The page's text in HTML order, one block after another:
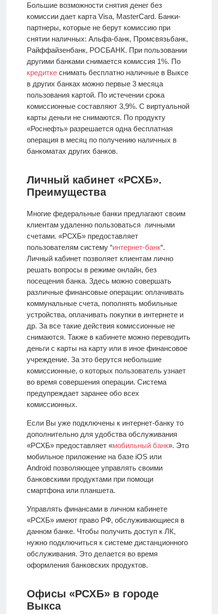
Большие возможности снятия денег без
комиссии дает карта Visa, MasterCard. Банки-
партнеры, которые не берут комиссию при
снятии наличных: Альфа-банк, Промсвязьбанк,
Райффайзенбанк, РОСБАНК. При пользовании
другими банками снимается комиссия 1%. По
кредиткеснимать бесплатно наличные в Выксе
в других банках можно первые 3 месяца
пользования картой. По истечении срока
комиссионные составляют 3,9%. С виртуальной
карты деньги не снимаются. По продукту
«Роснефть» разрешается одна бесплатная
операция в месяц по получению наличных в
банкоматах других банков.
Личный кабинет «РСХБ».
Преимущества
Многие федеральные банки предлагают своим
клиентам удаленно пользоваться личными
счетами. «РСХБ» предоставляет
пользователям систему “интернет-банк“.
Личный кабинет позволяет клиентам лично
решать вопросы в режиме онлайн, без
посещения банка. Здесь можно совершать
различные финансовые операции: оплачивать
коммунальные счета, пополнять мобильные
устройства, оплачивать покупки в интернете и
др. За все такие действия комиссионные не
снимаются. Также в кабинете можно переводить
деньги с карты на карту или в иное финансовое
учреждение. За это берутся небольшие
комиссионные, о которых пользователь узнает
во время совершения операции. Система
предупреждает заранее обо всех
комиссионных.
Если Вы уже подключены к интернет-банку то
дополнительно для удобства обслуживания
«РСХБ» предоставляет «мобильный банк». Это
мобильное приложение на базе iOS или
Android позволяющее управлять своими
банковскими продуктами при помощи
смартфона или планшета.
Управлять финансами в личном кабинете
«РСХБ» имеют право РФ, обслуживающиеся в
данном банке. Чтобы получить доступ к ЛК,
нужно подключиться к системе дистанционного
обслуживания. Это делается во время
оформления банковских продуктов.
Офисы «РСХБ» в городе
Выкса